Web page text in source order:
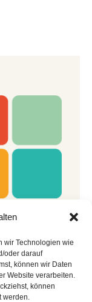
wir Technologien wie
oder darauf
können wir Daten
Website verarbeiten.
können
werden.